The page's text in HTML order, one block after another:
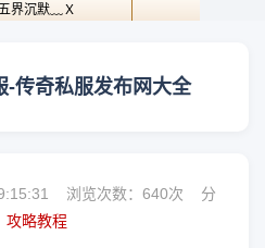
-传奇私服发布网大全
浏览次数： 640次 分
攻略教程